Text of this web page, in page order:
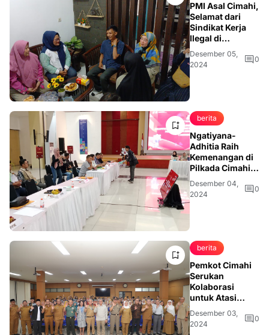
PMI Asal Cimahi,
Selamat dari
Sindikat Kerja
Ilegal di
Myanmar
Desember 05,
2024
0
berita
Ngatiyana-
Adhitia Raih
Kemenangan di
Pilkada Cimahi
2024 dengan
41,71 Persen
Suara
Desember 04,
2024
0
berita
Pemkot Cimahi
Serukan
Kolaborasi
untuk Atasi
HIV/AIDS
Desember 03,
2024
0